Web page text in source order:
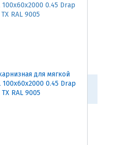
для мягкой
100х60х2000 0.45 Drap
TX RAL 9005